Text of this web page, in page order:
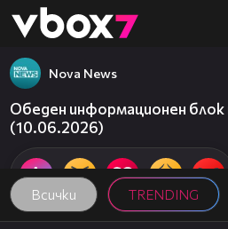
👾
Всички TRENDING
Nova News
Обеден информационен блок
(10.06.2026)
23:12